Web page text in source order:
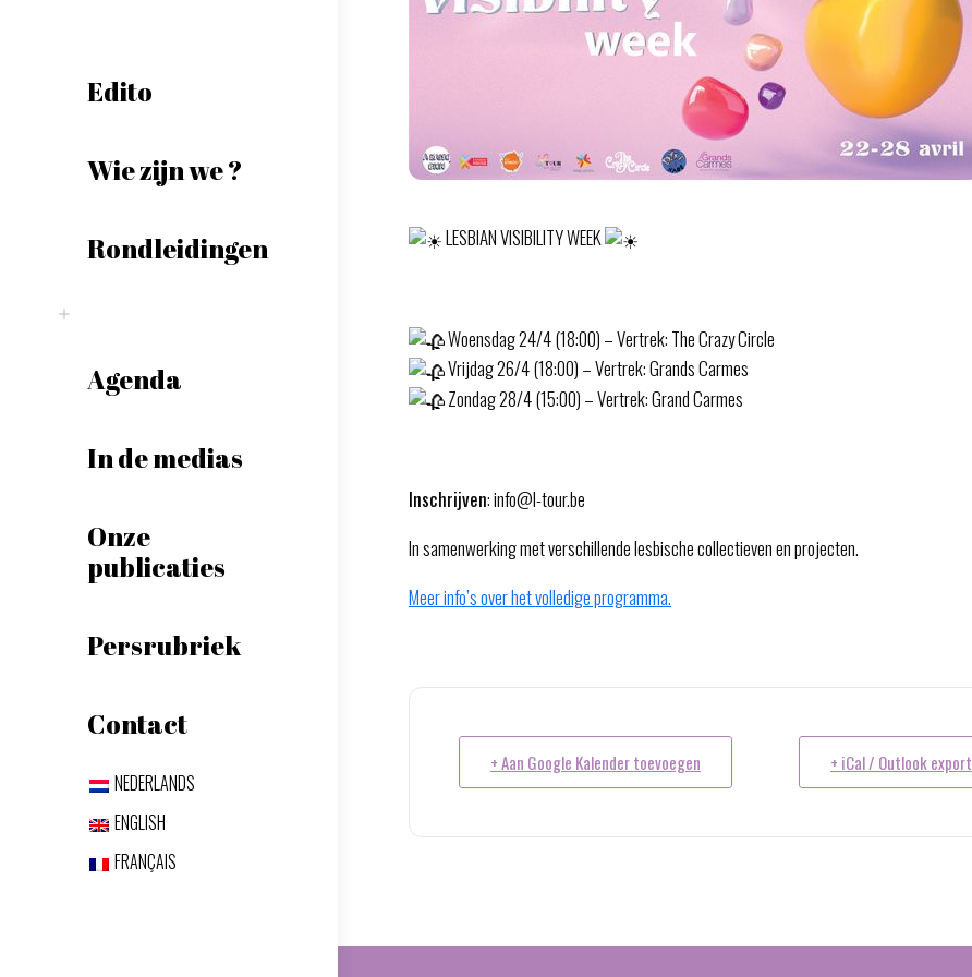
Edito
Wie zijn we ?
Rondleidingen
Agenda
In de medias
Onze
publicaties
Persrubriek
Contact
NEDERLANDS
ENGLISH
FRANÇAIS
LESBIAN VISIBILITY WEEK
Woensdag 24/4 (18:00) – Vertrek: The Crazy Circle
Vrijdag 26/4 (18:00) – Vertrek: Grands Carmes
Zondag 28/4 (15:00) – Vertrek: Grand Carmes
Inschrijven: info@l-tour.be
In samenwerking met verschillende lesbische collectieven en projecten.
Meer info’s over het volledige programma.
+ Aan Google Kalender toevoegen + iCal / Outlook export